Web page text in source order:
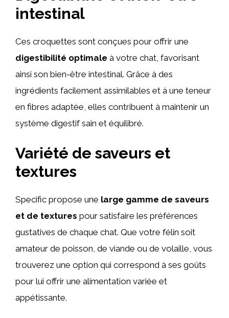
intestinal
Ces croquettes sont conçues pour offrir une
digestibilité optimale à votre chat, favorisant
ainsi son bien-être intestinal. Grâce à des
ingrédients facilement assimilables et à une teneur
en fibres adaptée, elles contribuent à maintenir un
système digestif sain et équilibré.
Variété de saveurs et
textures
Specific propose une large gamme de saveurs
et de textures pour satisfaire les préférences
gustatives de chaque chat. Que votre félin soit
amateur de poisson, de viande ou de volaille, vous
trouverez une option qui correspond à ses goûts
pour lui offrir une alimentation variée et
appétissante.